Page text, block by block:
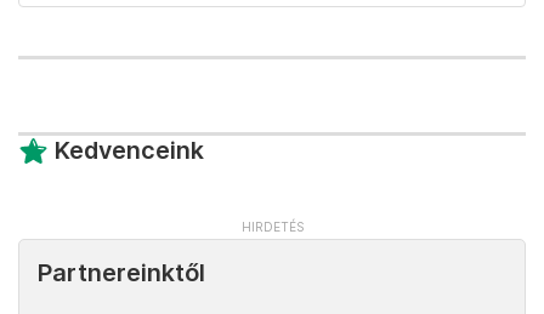
Kedvenceink
Partnereinktől